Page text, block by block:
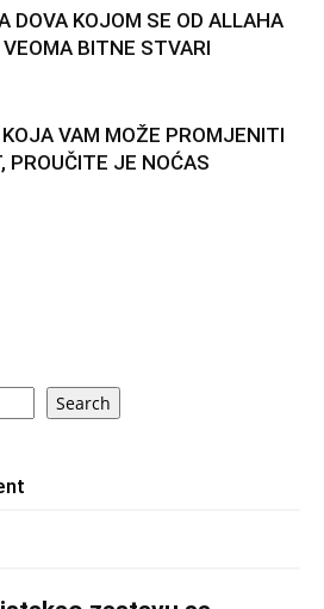
DOVA KOJOM SE OD ALLAHA
VEOMA BITNE STVARI
KOJA VAM MOŽE PROMJENITI
PROUČITE JE NOĆAS
Search